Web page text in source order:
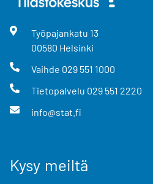
Työpajankatu 13
00580 Helsinki
Vaihde 029 551 1000
Tietopalvelu 029 551 2220
info@stat.fi
Kysy meiltä